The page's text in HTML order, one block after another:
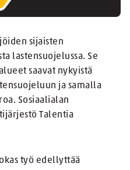
sijaisten
lastensuojelussa. Se
saavat nykyistä
ja samalla
Sosiaalialan
Talentia
työ edellyttää